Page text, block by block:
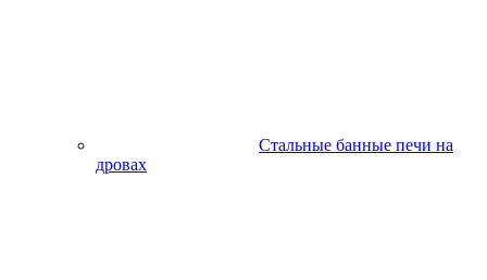
Стальные банные печи на
дровах